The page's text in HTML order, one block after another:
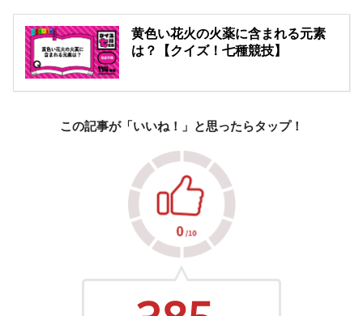
黄色い花火の火薬に含まれる元素
は？【クイズ！七種競技】
この記事が「いいね！」と思ったらタップ！